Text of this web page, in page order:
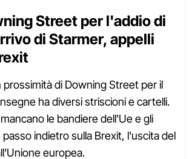
Street per l'addio di
di Starmer, appelli
prossimità di Downing Street per il
ha diversi striscioni e cartelli.
le bandiere dell'Ue e gli
passo indietro sulla Brexit, l'uscita del
europea.